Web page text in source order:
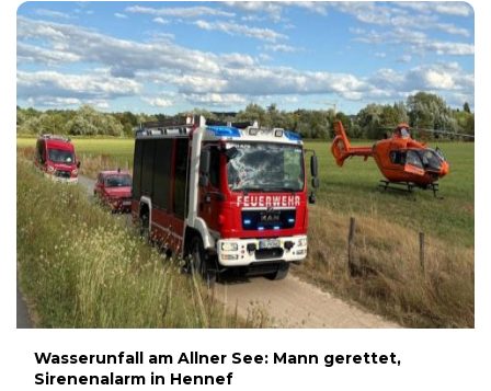
Wasserunfall am Allner See: Mann gerettet,
Sirenenalarm in Hennef